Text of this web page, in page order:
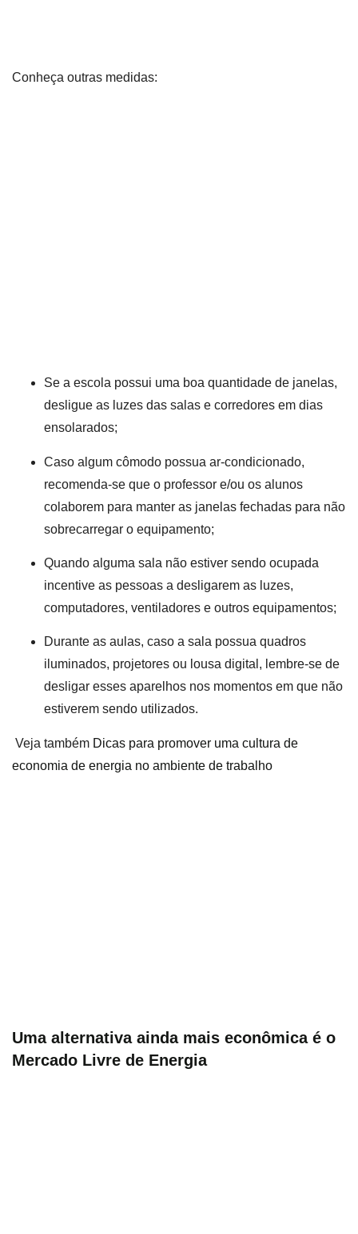
Conheça outras medidas:
Se a escola possui uma boa quantidade de janelas,
desligue as luzes das salas e corredores em dias
ensolarados;
Caso algum cômodo possua ar-condicionado,
recomenda-se que o professor e/ou os alunos
colaborem para manter as janelas fechadas para não
sobrecarregar o equipamento;
Quando alguma sala não estiver sendo ocupada
incentive as pessoas a desligarem as luzes,
computadores, ventiladores e outros equipamentos;
Durante as aulas, caso a sala possua quadros
iluminados, projetores ou lousa digital, lembre-se de
desligar esses aparelhos nos momentos em que não
estiverem sendo utilizados.
Veja também Dicas para promover uma cultura de
economia de energia no ambiente de trabalho
Uma alternativa ainda mais econômica é o
Mercado Livre de Energia